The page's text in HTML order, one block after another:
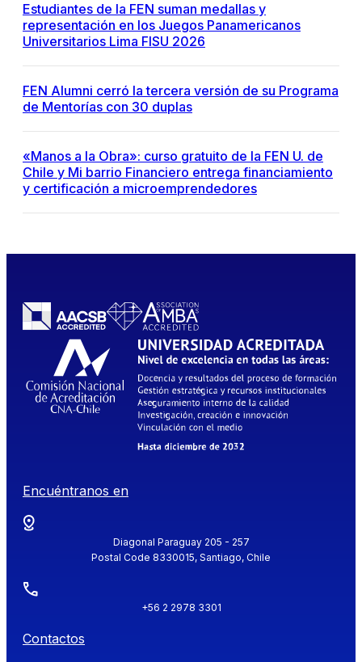
Estudiantes de la FEN suman medallas y
representación en los Juegos Panamericanos
Universitarios Lima FISU 2026
FEN Alumni cerró la tercera versión de su Programa
de Mentorías con 30 duplas
«Manos a la Obra»: curso gratuito de la FEN U. de
Chile y Mi barrio Financiero entrega financiamiento
y certificación a microemprendedores
Encuéntranos en
Diagonal Paraguay 205 - 257
Postal Code 8330015, Santiago, Chile
+56 2 2978 3301
Contactos